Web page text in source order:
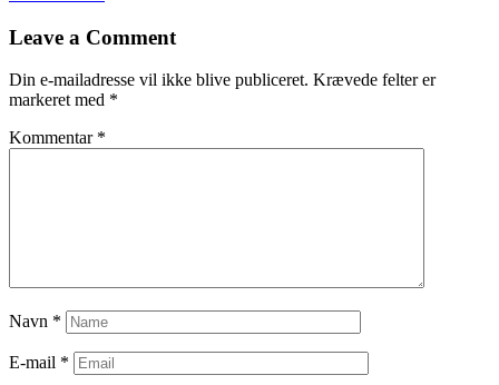
til
Leave a Comment
Din e-mailadresse vil ikke blive publiceret. Krævede felter er
markeret med *
Kommentar *
Navn *
E-mail *